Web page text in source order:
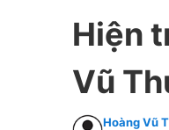
Hiện
Vũ
Hoàng Vũ